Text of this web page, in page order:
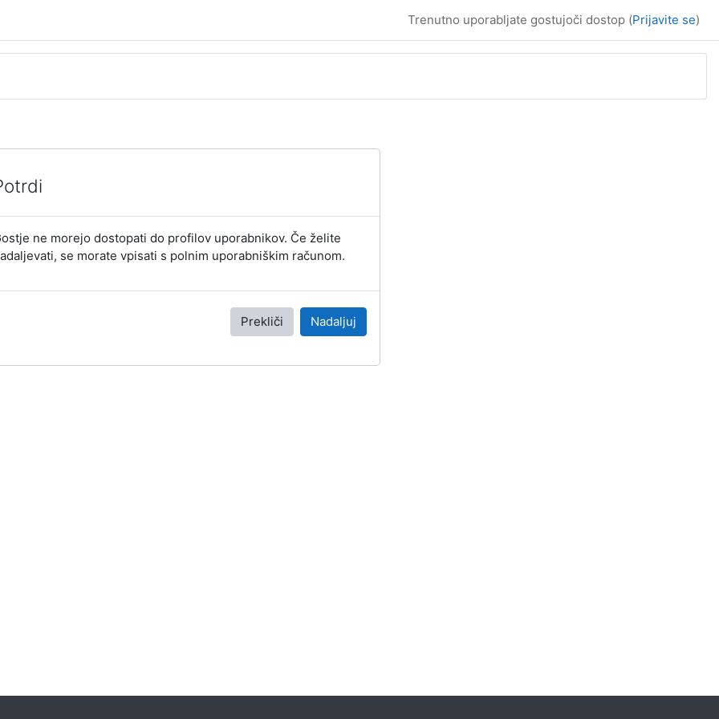
Trenutno uporabljate gostujoči dostop (Prijavite se)
ne morejo dostopati do profilov uporabnikov. Če želite
se morate vpisati s polnim uporabniškim računom.
Prekliči Nadaljuj